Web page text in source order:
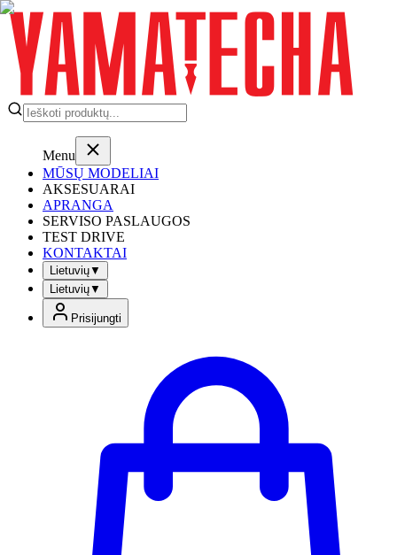
Menu
MŪSŲ MODELIAI
AKSESUARAI
APRANGA
SERVISO PASLAUGOS
TEST DRIVE
KONTAKTAI
Lietuvių▼
Lietuvių▼
Prisijungti